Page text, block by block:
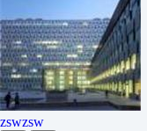
zswzsw